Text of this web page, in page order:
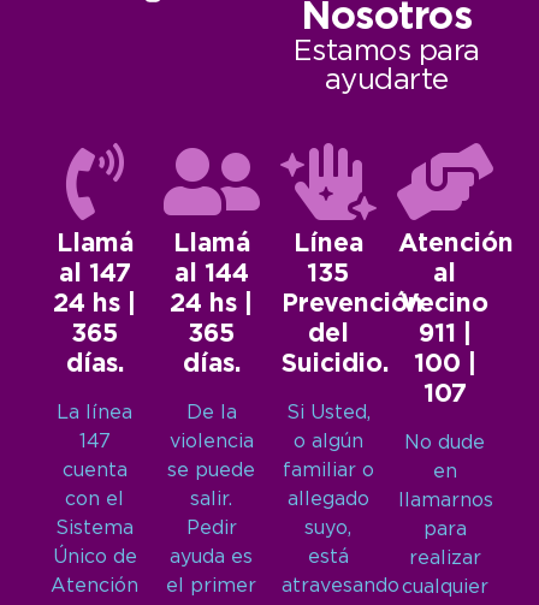
Nosotros
Estamos para
ayudarte
Llamá
al 147
24 hs |
365
días.
La línea
147
cuenta
con el
Sistema
Único de
Atención
Llamá
al 144
24 hs |
365
días.
De la
violencia
se puede
salir.
Pedir
ayuda es
el primer
Línea
135
Prevención
del
Suicidio.
Si Usted,
o algún
familiar o
allegado
suyo,
está
atravesando
Atención
al
Vecino
911 |
100 |
107
No dude
en
llamarnos
para
realizar
cualquier